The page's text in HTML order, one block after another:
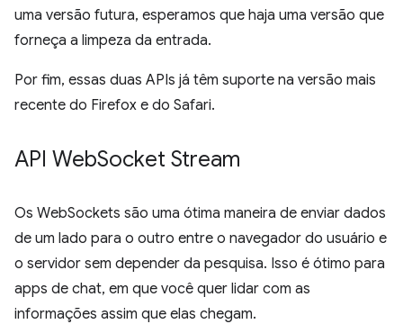
uma versão futura, esperamos que haja uma versão que
forneça a limpeza da entrada.
Por fim, essas duas APIs já têm suporte na versão mais
recente do Firefox e do Safari.
API WebSocket Stream
Os WebSockets são uma ótima maneira de enviar dados
de um lado para o outro entre o navegador do usuário e
o servidor sem depender da pesquisa. Isso é ótimo para
apps de chat, em que você quer lidar com as
informações assim que elas chegam.